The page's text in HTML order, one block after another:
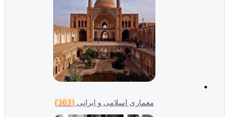
معماری اسلامی و ایرانی (303)